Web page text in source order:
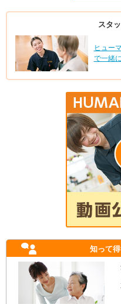
スタ
ヒュー
で一緒
知って